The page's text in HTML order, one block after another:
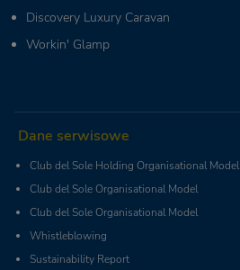
Discovery Luxury Caravan
Workin' Glamp
Dane serwisowe
Club del Sole Holding Organisational Model
Club del Sole Organisational Model
Club del Sole Organisational Model
Whistleblowing
Sustainability Report